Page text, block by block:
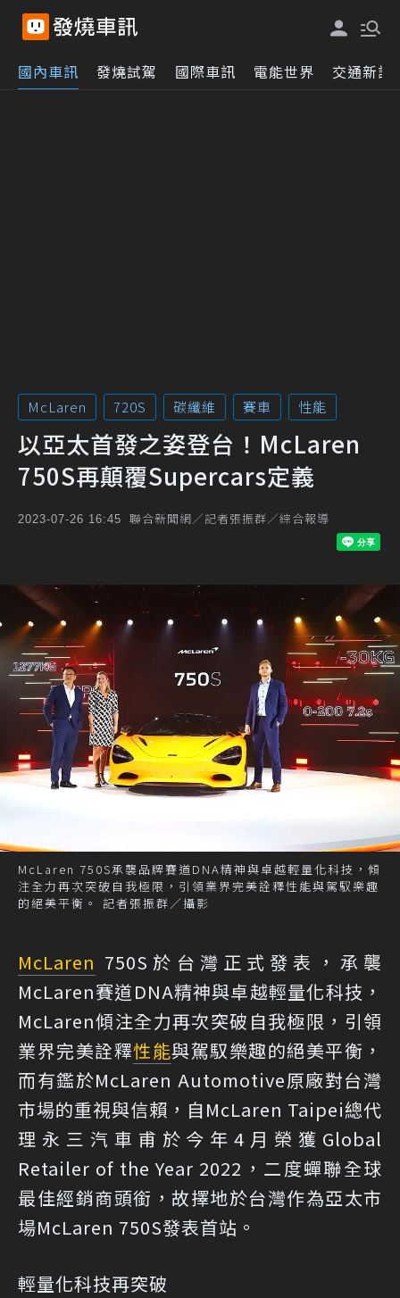
國內車訊 發燒試駕 國際車訊 電能世界 交通新訊
McLaren 720S 碳纖維 賽車 性能
以亞太首發之姿登台！McLaren
750S再顛覆Supercars定義
2023-07-26 16:45 聯合新聞網／記者張振群／綜合報導
McLaren 750S承襲品牌賽道DNA精神與卓越輕量化科技，傾
注全力再次突破自我極限，引領業界完美詮釋性能與駕馭樂趣
的絕美平衡。 記者張振群／攝影
McLaren 750S於台灣正式發表，承襲
McLaren賽道DNA精神與卓越輕量化科技，
McLaren傾注全力再次突破自我極限，引領
業界完美詮釋性能與駕馭樂趣的絕美平衡，
而有鑑於McLaren Automotive原廠對台灣
市場的重視與信賴，自McLaren Taipei總代
理永三汽車甫於今年4月榮獲Global
Retailer of the Year 2022，二度蟬聯全球
最佳經銷商頭銜，故擇地於台灣作為亞太市
場McLaren 750S發表首站。
輕量化科技再突破